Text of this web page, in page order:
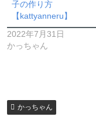
子の作り方
【kattyanneru】
2022年7月31日
かっちゃん
かっちゃん